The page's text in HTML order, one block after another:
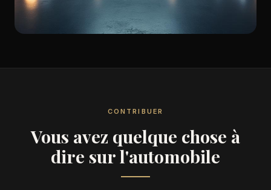
CONTRIBUER
Vous avez quelque chose à
dire sur l'automobile